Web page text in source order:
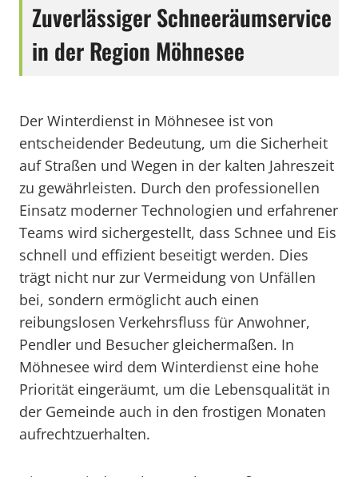
Zuverlässiger Schneeräumservice
in der Region Möhnesee
Der Winterdienst in Möhnesee ist von
entscheidender Bedeutung, um die Sicherheit
auf Straßen und Wegen in der kalten Jahreszeit
zu gewährleisten. Durch den professionellen
Einsatz moderner Technologien und erfahrener
Teams wird sichergestellt, dass Schnee und Eis
schnell und effizient beseitigt werden. Dies
trägt nicht nur zur Vermeidung von Unfällen
bei, sondern ermöglicht auch einen
reibungslosen Verkehrsfluss für Anwohner,
Pendler und Besucher gleichermaßen. In
Möhnesee wird dem Winterdienst eine hohe
Priorität eingeräumt, um die Lebensqualität in
der Gemeinde auch in den frostigen Monaten
aufrechtzuerhalten.